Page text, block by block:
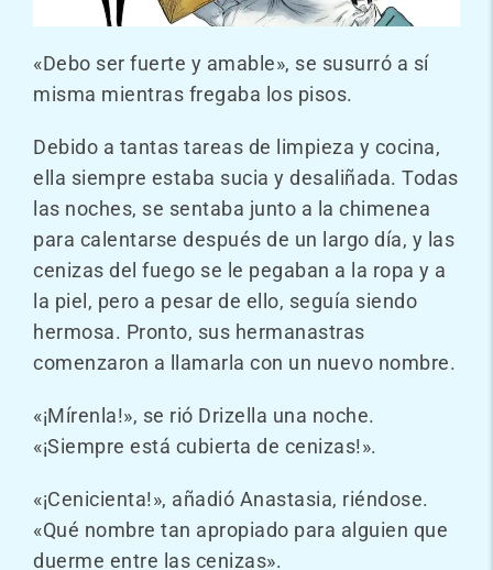
«Debo ser fuerte y amable», se susurró a sí
misma mientras fregaba los pisos.
Debido a tantas tareas de limpieza y cocina,
ella siempre estaba sucia y desaliñada. Todas
las noches, se sentaba junto a la chimenea
para calentarse después de un largo día, y las
cenizas del fuego se le pegaban a la ropa y a
la piel, pero a pesar de ello, seguía siendo
hermosa. Pronto, sus hermanastras
comenzaron a llamarla con un nuevo nombre.
«¡Mírenla!», se rió Drizella una noche.
«¡Siempre está cubierta de cenizas!».
«¡Cenicienta!», añadió Anastasia, riéndose.
«Qué nombre tan apropiado para alguien que
duerme entre las cenizas».